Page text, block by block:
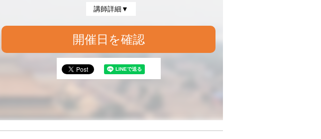
講師詳細▼
開催日を確認